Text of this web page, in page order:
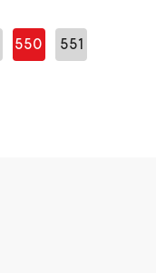
550 551